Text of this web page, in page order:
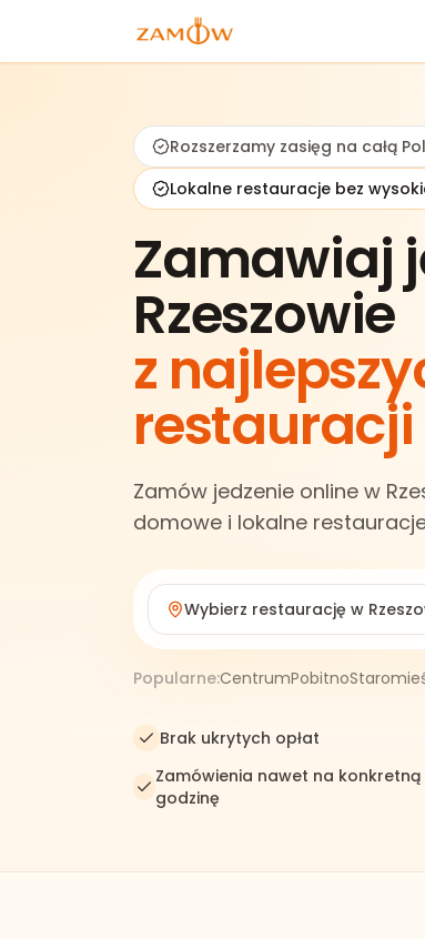
Rozszerzamy zasięg na całą
Lokalne restauracje bez
Zamawiaj
Rzeszowie
z
restauracji
Zamów jedzenie online w
domowe i lokalne
Wybierz restaurację w
Popularne:CentrumPobitno
Brak ukrytych opłat
Zamówienia nawet na konkretną
godzinę